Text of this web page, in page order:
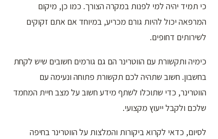
כי תמיד יהיה למי לפנות במקרה הצורך. כמו כן, מיקום
המרפאה יכול להיות גורם מכריע, במיוחד אם אתם זקוקים
לשירותים דחופים.
כימיה ותקשורת עם הווטרינר הם גם גורמים חשובים שיש לקחת
בחשבון. חשוב שתהיה לכם תקשורת פתוחה ונעימה עם
הווטרינר, כדי שתוכלו לשתף מידע חשוב על מצב חיית המחמד
שלכם ולקבל ייעוץ מקצועי.
לסיום, כדאי לקרוא ביקורות והמלצות על הווטרינר בחיפה